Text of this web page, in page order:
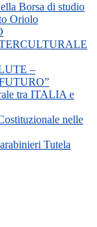
Borsa di studio
Oriolo
–
tra ITALIA e
nelle
Tutela